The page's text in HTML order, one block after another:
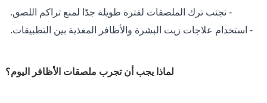
- تجنب ترك الملصقات لفترة طويلة جدًا لمنع تراكم اللصق.
- استخدام علاجات زيت البشرة والأظافر المغذية بين التطبيقات.
لماذا يجب أن تجرب ملصقات الأظافر اليوم؟